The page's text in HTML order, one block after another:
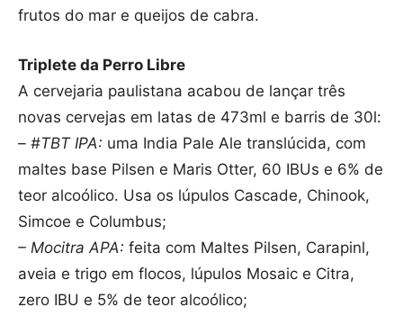
frutos do mar e queijos de cabra.
Triplete da Perro Libre
A cervejaria paulistana acabou de lançar três
novas cervejas em latas de 473ml e barris de 30l:
– #TBT IPA: uma India Pale Ale translúcida, com
maltes base Pilsen e Maris Otter, 60 IBUs e 6% de
teor alcoólico. Usa os lúpulos Cascade, Chinook,
Simcoe e Columbus;
– Mocitra APA: feita com Maltes Pilsen, Carapinl,
aveia e trigo em flocos, lúpulos Mosaic e Citra,
zero IBU e 5% de teor alcoólico;